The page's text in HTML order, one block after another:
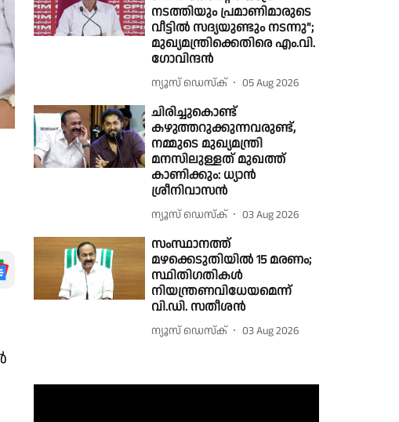
നടത്തിയും പ്രമാണിമാരുടെ
വീട്ടിൽ സദ്യയുണ്ടും നടന്നു";
മുഖ്യമന്ത്രിക്കെതിരെ എം.വി.
ഗോവിന്ദൻ
ന്യൂസ് ഡെസ്ക് 05 Aug 2026
ചിരിച്ചുകൊണ്ട്
കഴുത്തറുക്കുന്നവരുണ്ട്,
നമ്മുടെ മുഖ്യമന്ത്രി
മനസിലുള്ളത് മുഖത്ത്
കാണിക്കും: ധ്യാൻ
ശ്രീനിവാസൻ
ന്യൂസ് ഡെസ്ക് 03 Aug 2026
സംസ്ഥാനത്ത്
മഴക്കെടുതിയിൽ 15 മരണം;
സ്ഥിതിഗതികൾ
നിയന്ത്രണവിധേയമെന്ന്
വി.ഡി. സതീശൻ
ന്യൂസ് ഡെസ്ക് 03 Aug 2026